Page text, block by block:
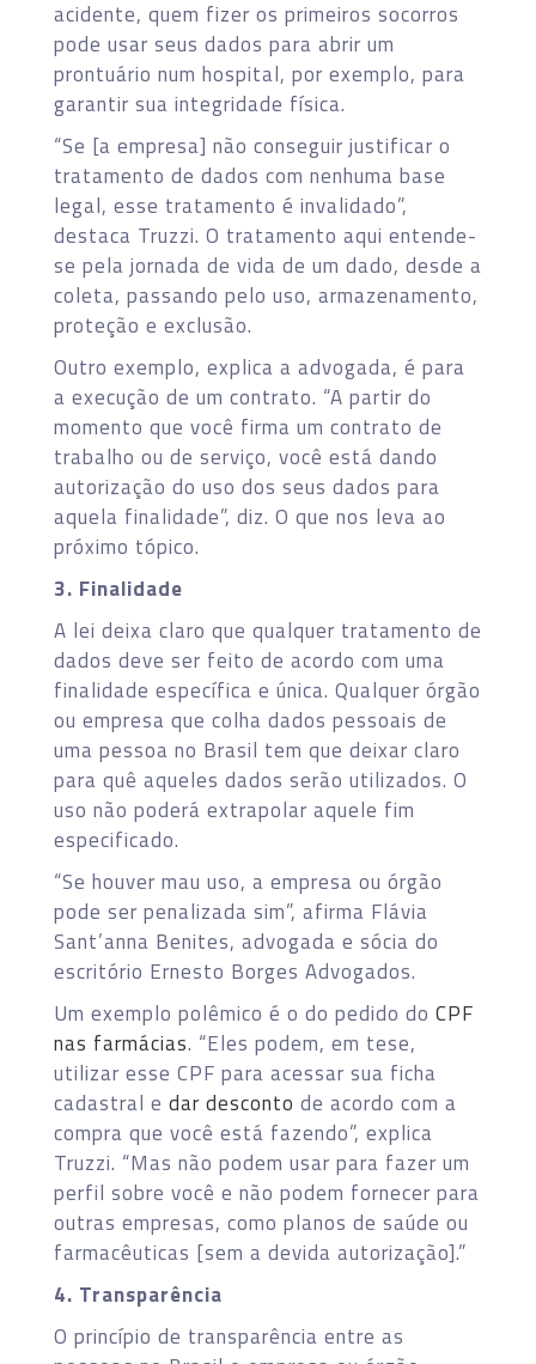
acidente, quem fizer os primeiros socorros
pode usar seus dados para abrir um
prontuário num hospital, por exemplo, para
garantir sua integridade física.
“Se [a empresa] não conseguir justificar o
tratamento de dados com nenhuma base
legal, esse tratamento é invalidado”,
destaca Truzzi. O tratamento aqui entende-
se pela jornada de vida de um dado, desde a
coleta, passando pelo uso, armazenamento,
proteção e exclusão.
Outro exemplo, explica a advogada, é para
a execução de um contrato. “A partir do
momento que você firma um contrato de
trabalho ou de serviço, você está dando
autorização do uso dos seus dados para
aquela finalidade”, diz. O que nos leva ao
próximo tópico.
3. Finalidade
A lei deixa claro que qualquer tratamento de
dados deve ser feito de acordo com uma
finalidade específica e única. Qualquer órgão
ou empresa que colha dados pessoais de
uma pessoa no Brasil tem que deixar claro
para quê aqueles dados serão utilizados. O
uso não poderá extrapolar aquele fim
especificado.
“Se houver mau uso, a empresa ou órgão
pode ser penalizada sim”, afirma Flávia
Sant’anna Benites, advogada e sócia do
escritório Ernesto Borges Advogados.
Um exemplo polêmico é o do pedido do CPF
nas farmácias. “Eles podem, em tese,
utilizar esse CPF para acessar sua ficha
cadastral e dar desconto de acordo com a
compra que você está fazendo”, explica
Truzzi. “Mas não podem usar para fazer um
perfil sobre você e não podem fornecer para
outras empresas, como planos de saúde ou
farmacêuticas [sem a devida autorização].”
4. Transparência
O princípio de transparência entre as